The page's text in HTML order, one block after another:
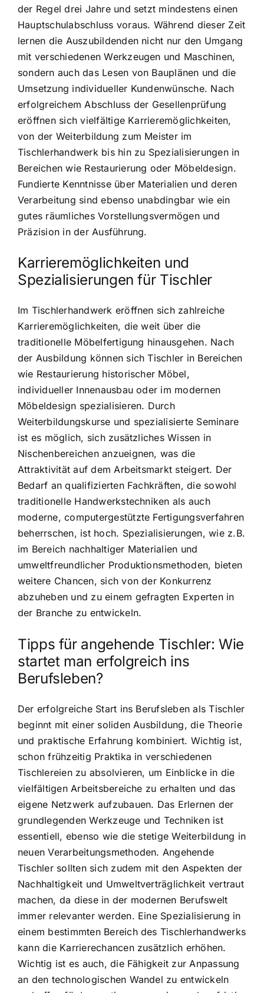
der Regel drei Jahre und setzt mindestens einen
Hauptschulabschluss voraus. Während dieser Zeit
lernen die Auszubildenden nicht nur den Umgang
mit verschiedenen Werkzeugen und Maschinen,
sondern auch das Lesen von Bauplänen und die
Umsetzung individueller Kundenwünsche. Nach
erfolgreichem Abschluss der Gesellenprüfung
eröffnen sich vielfältige Karrieremöglichkeiten,
von der Weiterbildung zum Meister im
Tischlerhandwerk bis hin zu Spezialisierungen in
Bereichen wie Restaurierung oder Möbeldesign.
Fundierte Kenntnisse über Materialien und deren
Verarbeitung sind ebenso unabdingbar wie ein
gutes räumliches Vorstellungsvermögen und
Präzision in der Ausführung.
Karrieremöglichkeiten und
Spezialisierungen für Tischler
Im Tischlerhandwerk eröffnen sich zahlreiche
Karrieremöglichkeiten, die weit über die
traditionelle Möbelfertigung hinausgehen. Nach
der Ausbildung können sich Tischler in Bereichen
wie Restaurierung historischer Möbel,
individueller Innenausbau oder im modernen
Möbeldesign spezialisieren. Durch
Weiterbildungskurse und spezialisierte Seminare
ist es möglich, sich zusätzliches Wissen in
Nischenbereichen anzueignen, was die
Attraktivität auf dem Arbeitsmarkt steigert. Der
Bedarf an qualifizierten Fachkräften, die sowohl
traditionelle Handwerkstechniken als auch
moderne, computergestützte Fertigungsverfahren
beherrschen, ist hoch. Spezialisierungen, wie z.B.
im Bereich nachhaltiger Materialien und
umweltfreundlicher Produktionsmethoden, bieten
weitere Chancen, sich von der Konkurrenz
abzuheben und zu einem gefragten Experten in
der Branche zu entwickeln.
Tipps für angehende Tischler: Wie
startet man erfolgreich ins
Berufsleben?
Der erfolgreiche Start ins Berufsleben als Tischler
beginnt mit einer soliden Ausbildung, die Theorie
und praktische Erfahrung kombiniert. Wichtig ist,
schon frühzeitig Praktika in verschiedenen
Tischlereien zu absolvieren, um Einblicke in die
vielfältigen Arbeitsbereiche zu erhalten und das
eigene Netzwerk aufzubauen. Das Erlernen der
grundlegenden Werkzeuge und Techniken ist
essentiell, ebenso wie die stetige Weiterbildung in
neuen Verarbeitungsmethoden. Angehende
Tischler sollten sich zudem mit den Aspekten der
Nachhaltigkeit und Umweltverträglichkeit vertraut
machen, da diese in der modernen Berufswelt
immer relevanter werden. Eine Spezialisierung in
einem bestimmten Bereich des Tischlerhandwerks
kann die Karrierechancen zusätzlich erhöhen.
Wichtig ist es auch, die Fähigkeit zur Anpassung
an den technologischen Wandel zu entwickeln